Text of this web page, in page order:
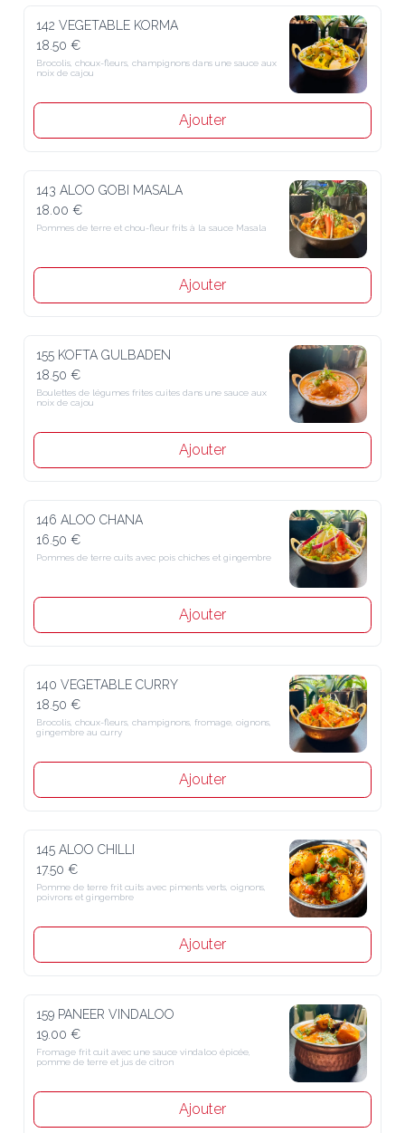
142 VEGETABLE KORMA
18.50 €
Brocolis, choux-fleurs, champignons dans une sauce aux noix de
cajou
Ajouter
143 ALOO GOBI MASALA
18.00 €
Pommes de terre et chou-fleur frits à la sauce Masala
Ajouter
155 KOFTA GULBADEN
18.50 €
Boulettes de légumes frites cuites dans une sauce aux noix de cajou
Ajouter
146 ALOO CHANA
16.50 €
Pommes de terre cuits avec pois chiches et gingembre
Ajouter
140 VEGETABLE CURRY
18.50 €
Brocolis, choux-fleurs, champignons, fromage, oignons, gingembre
au curry
Ajouter
145 ALOO CHILLI
17.50 €
Pomme de terre frit cuits avec piments verts, oignons, poivrons et
gingembre
Ajouter
159 PANEER VINDALOO
19.00 €
Fromage frit cuit avec une sauce vindaloo épicée, pomme de terre et
jus de citron
Ajouter